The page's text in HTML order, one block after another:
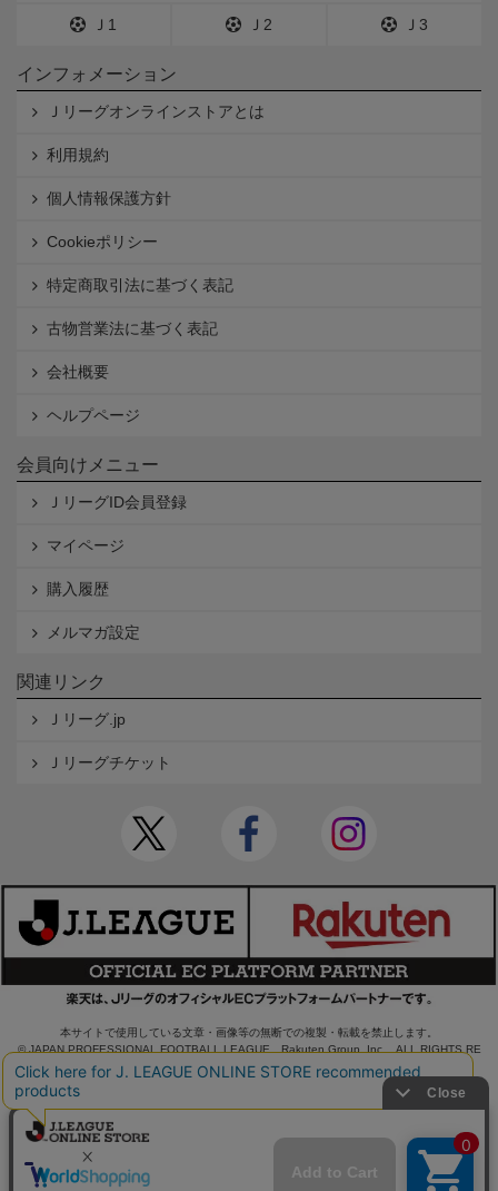
Ｊ1 Ｊ2 Ｊ3
インフォメーション
Ｊリーグオンラインストアとは
利用規約
個人情報保護方針
Cookieポリシー
特定商取引法に基づく表記
古物営業法に基づく表記
会社概要
ヘルプページ
会員向けメニュー
ＪリーグID会員登録
マイページ
購入履歴
メルマガ設定
関連リンク
Ｊリーグ.jp
Ｊリーグチケット
本サイトで使用している文章・画像等の無断での複製・転載を禁止します。
© JAPAN PROFESSIONAL FOOTBALL LEAGUE Rakuten Group, Inc. ALL RIGHTS RE
SERVED.